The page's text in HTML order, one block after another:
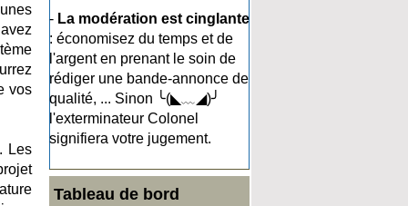
- La modération est cinglante
: économisez du temps et de
l'argent en prenant le soin de
rédiger une bande-annonce de
qualité, ... Sinon ╰(◣﹏◢)╯
l'exterminateur Colonel
signifiera votre jugement.
Tableau de bord
vos
Les